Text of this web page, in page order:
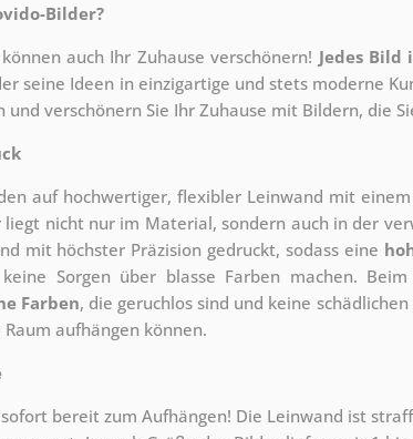
Bilder?
auch Ihr Zuhause verschönern! Jedes Bild
seine Ideen in einzigartige und stets moderne
verschönern Sie Ihr Zuhause mit Bildern, die
auf hochwertiger, flexibler Leinwand mit
nicht nur im Material, sondern auch in der
mit höchster Präzision gedruckt, sodass eine
Sorgen über blasse Farben machen.
Farben, die geruchlos sind und keine
aufhängen können.
bereit zum Aufhängen! Die Leinwand ist